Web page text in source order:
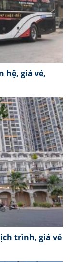
hệ, giá vé,
trình, giá vé